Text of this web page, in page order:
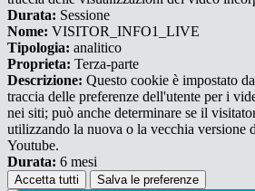
Durata: Sessione
Nome: VISITOR_INFO1_LIVE
Tipologia: analitico
Proprieta: Terza-parte
Descrizione: Questo cookie è impostato
traccia delle preferenze dell'utente per i
nei siti; può anche determinare se il
utilizzando la nuova o la vecchia versione
Youtube.
Durata: 6 mesi
Accetta tutti Salva le preferenze